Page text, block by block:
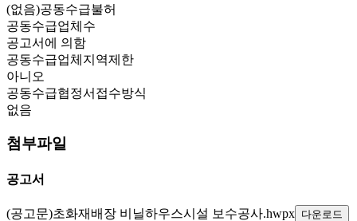
(없음)공동수급불허
공동수급업체수
공고서에 의함
공동수급업체지역제한
아니오
공동수급협정서접수방식
없음
첨부파일
공고서
(공고문)초화재배장 비닐하우스시설 보수공사.hwpx 다운로드